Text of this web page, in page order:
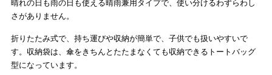
晴れの日も雨の日も使える晴雨兼用タイプで、使い分けるわずらわし
さがありません。
折りたたみ式で、持ち運びや収納が簡単で、子供でも扱いやすいで
す。 収納袋は、傘をきちんとたたまなくても収納できるトートバッグ
型になっています。